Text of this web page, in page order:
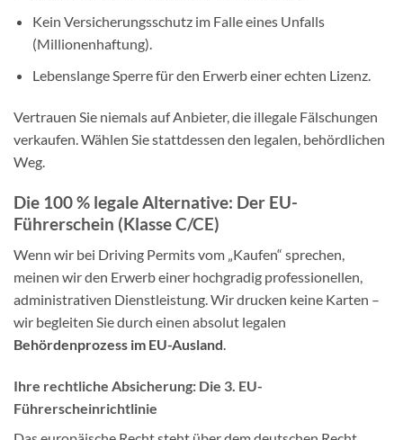
Kein Versicherungsschutz im Falle eines Unfalls
(Millionenhaftung).
Lebenslange Sperre für den Erwerb einer echten Lizenz.
Vertrauen Sie niemals auf Anbieter, die illegale Fälschungen
verkaufen. Wählen Sie stattdessen den legalen, behördlichen
Weg.
Die 100 % legale Alternative: Der EU-
Führerschein (Klasse C/CE)
Wenn wir bei Driving Permits vom „Kaufen“ sprechen,
meinen wir den Erwerb einer hochgradig professionellen,
administrativen Dienstleistung. Wir drucken keine Karten –
wir begleiten Sie durch einen absolut legalen
Behördenprozess im EU-Ausland.
Ihre rechtliche Absicherung: Die 3. EU-
Führerscheinrichtlinie